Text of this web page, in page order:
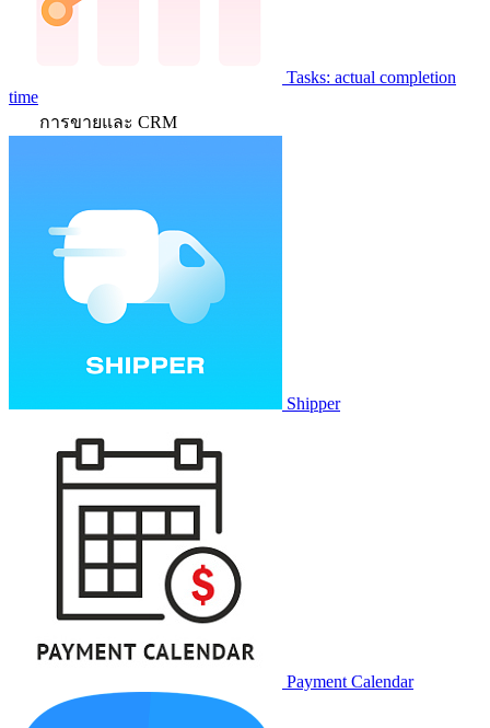
Tasks: actual completion
time
การขายและ CRM
Shipper
Payment Calendar